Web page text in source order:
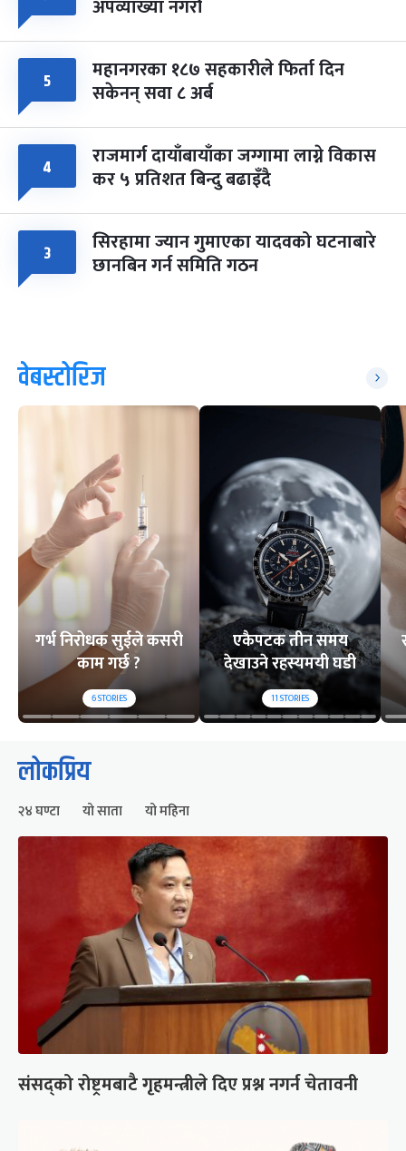
अपव्याख्या नगरौं
५ महानगरका १८७ सहकारीले फिर्ता दिन
सकेनन् सवा ८ अर्ब
४ राजमार्ग दायाँबायाँका जग्गामा लाग्ने विकास
कर ५ प्रतिशत बिन्दु बढाइँदै
३ सिरहामा ज्यान गुमाएका यादवको घटनाबारे
छानबिन गर्न समिति गठन
वेबस्टोरिज
गर्भ निरोधक सुईले कसरी
काम गर्छ ?
6STORIES
एकैपटक तीन समय
देखाउने रहस्यमयी घडी
11STORIES
लोकप्रिय
२४ घण्टा यो साता यो महिना
संसद्को रोष्ट्रमबाटै गृहमन्त्रीले दिए प्रश्न नगर्न चेतावनी